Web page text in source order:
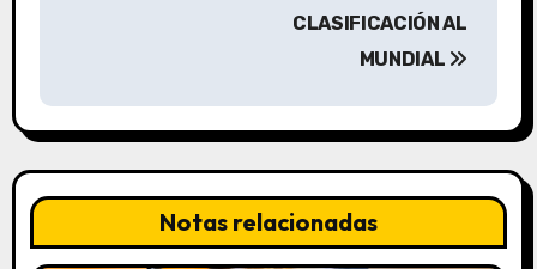
c
i
ó
n
CLASIFICACIÓN AL
MUNDIAL
Notas relacionadas